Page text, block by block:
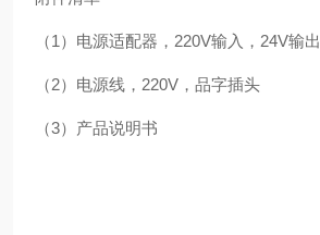
（1 ）电源适配器， 220V输入， 24V输出
（2）电源线， 220V ，品字插头
（3）产品说明书